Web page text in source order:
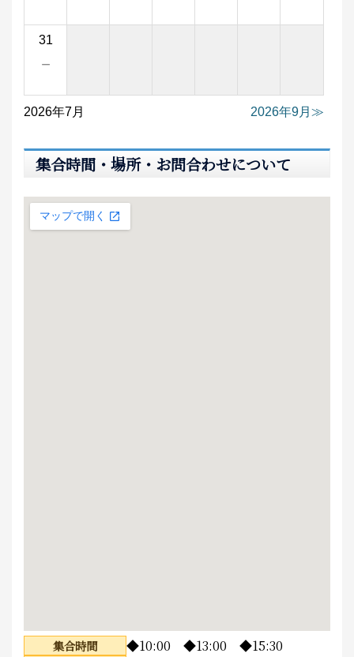
31
－
2026年7月 2026年9月
集合時間・場所・お問合わせについて
集合時間
◆10:00 ◆13:00 ◆15:30